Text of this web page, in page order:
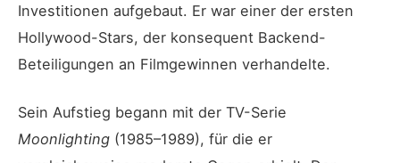
Investitionen aufgebaut. Er war einer der ersten
Hollywood-Stars, der konsequent Backend-
Beteiligungen an Filmgewinnen verhandelte.
Sein Aufstieg begann mit der TV-Serie
Moonlighting (1985–1989), für die er